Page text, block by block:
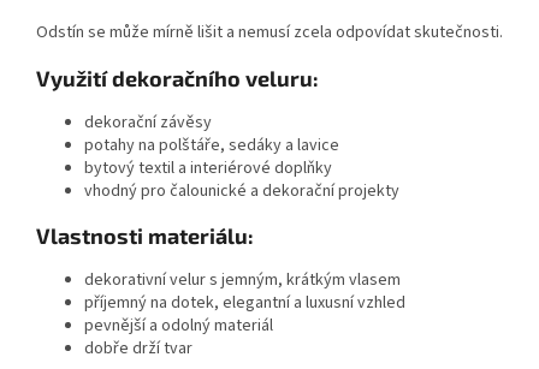
Odstín se může mírně lišit a nemusí zcela odpovídat skutečnosti.
Využití dekoračního veluru:
dekorační závěsy
potahy na polštáře, sedáky a lavice
bytový textil a interiérové doplňky
vhodný pro čalounické a dekorační projekty
Vlastnosti materiálu:
dekorativní velur s jemným, krátkým vlasem
příjemný na dotek, elegantní a luxusní vzhled
pevnější a odolný materiál
dobře drží tvar